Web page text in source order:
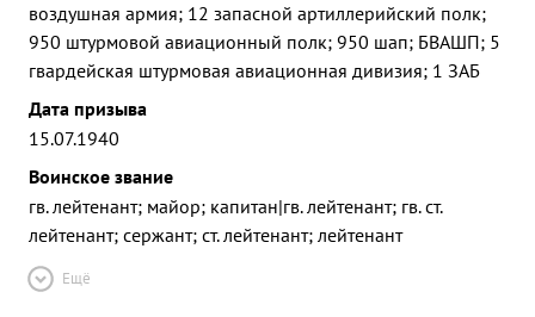
воздушная армия; 12 запасной артиллерийский полк;
950 штурмовой авиационный полк; 950 шап; БВАШП; 5
гвардейская штурмовая авиационная дивизия; 1 ЗАБ
Дата призыва
15.07.1940
Воинское звание
гв. лейтенант; майор; капитан|гв. лейтенант; гв. ст.
лейтенант; сержант; ст. лейтенант; лейтенант
Ещё